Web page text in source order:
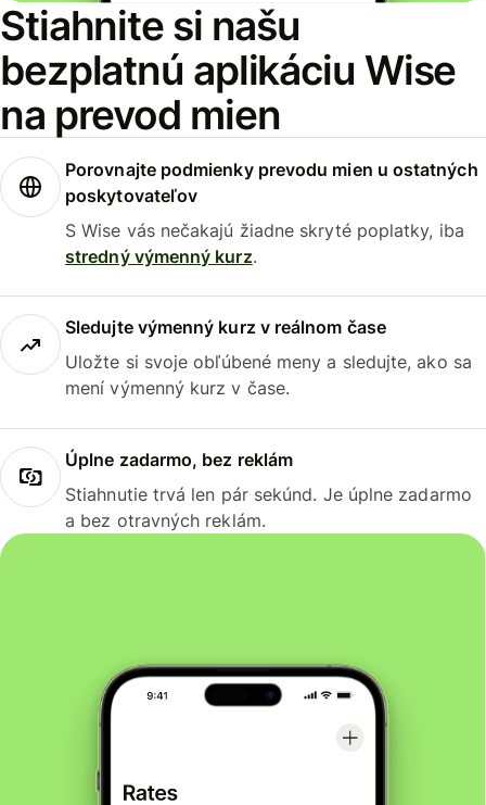
Stiahnite si našu
bezplatnú aplikáciu Wise
na prevod mien
Porovnajte podmienky prevodu mien u ostatných
poskytovateľov
S Wise vás nečakajú žiadne skryté poplatky, iba
stredný výmenný kurz.
Sledujte výmenný kurz v reálnom čase
Uložte si svoje obľúbené meny a sledujte, ako sa
mení výmenný kurz v čase.
Úplne zadarmo, bez reklám
Stiahnutie trvá len pár sekúnd. Je úplne zadarmo
a bez otravných reklám.